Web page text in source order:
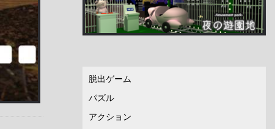
脱出ゲーム
パズル
アクション